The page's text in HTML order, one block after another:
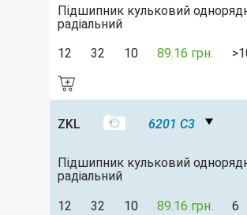
Підшипник кульковий
радіальний
12
32 10 89.16 грн.
ZKL 6201 C3
Підшипник кульковий
радіальний
12 32 10 89.16 грн. 6